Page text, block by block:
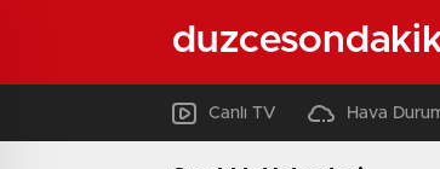
Canlı TV Hava